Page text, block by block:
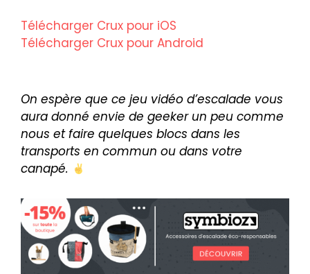
Télécharger Crux pour iOS
Télécharger Crux pour Android
On espère que ce jeu vidéo d’escalade vous
aura donné envie de geeker un peu comme
nous et faire quelques blocs dans les
transports en commun ou dans votre
canapé.